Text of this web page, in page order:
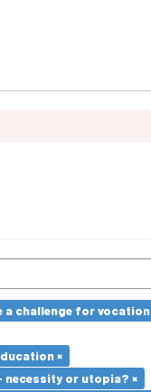
challenge for
×
necessity or utopia? ×